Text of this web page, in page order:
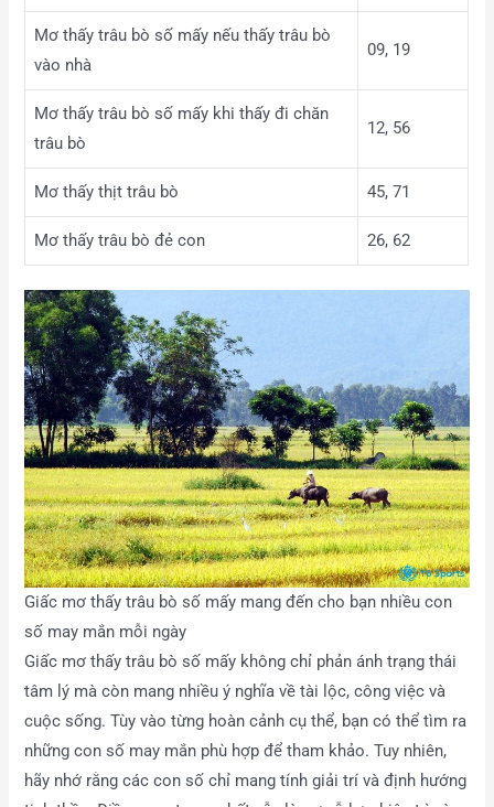
Mơ thấy trâu bò số mấy nếu thấy trâu bò
vào nhà
09, 19
Mơ thấy trâu bò số mấy khi thấy đi chăn
trâu bò
12, 56
Mơ thấy thịt trâu bò 45, 71
Mơ thấy trâu bò đẻ con 26, 62
Giấc mơ thấy trâu bò số mấy mang đến cho bạn nhiều con
số may mắn mỗi ngày
Giấc mơ thấy trâu bò số mấy không chỉ phản ánh trạng thái
tâm lý mà còn mang nhiều ý nghĩa về tài lộc, công việc và
cuộc sống. Tùy vào từng hoàn cảnh cụ thể, bạn có thể tìm ra
những con số may mắn phù hợp để tham khảo. Tuy nhiên,
hãy nhớ rằng các con số chỉ mang tính giải trí và định hướng